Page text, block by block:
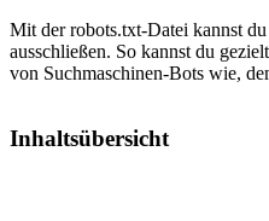
Mit der robots.txt-Datei kannst
ausschließen. So kannst du
von Suchmaschinen-Bots wie,
Inhaltsübersicht